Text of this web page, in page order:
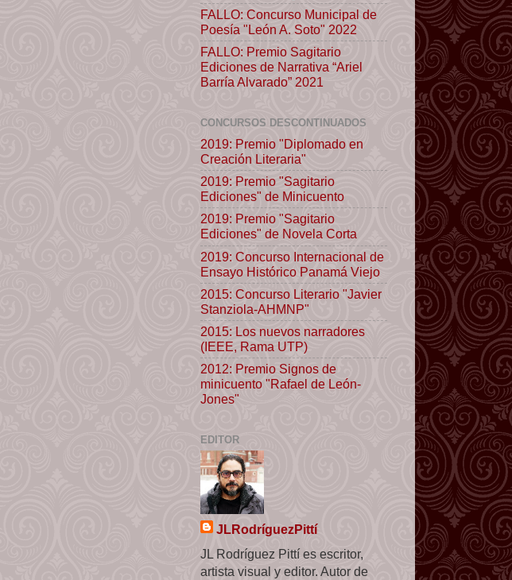
FALLO: Concurso Municipal de
Poesía "León A. Soto" 2022
FALLO: Premio Sagitario
Ediciones de Narrativa “Ariel
Barría Alvarado” 2021
CONCURSOS DESCONTINUADOS
2019: Premio "Diplomado en
Creación Literaria"
2019: Premio "Sagitario
Ediciones" de Minicuento
2019: Premio "Sagitario
Ediciones" de Novela Corta
2019: Concurso Internacional de
Ensayo Histórico Panamá Viejo
2015: Concurso Literario "Javier
Stanziola-AHMNP"
2015: Los nuevos narradores
(IEEE, Rama UTP)
2012: Premio Signos de
minicuento "Rafael de León-
Jones"
EDITOR
JLRodríguezPittí
JL Rodríguez Pittí es escritor,
artista visual y editor. Autor de